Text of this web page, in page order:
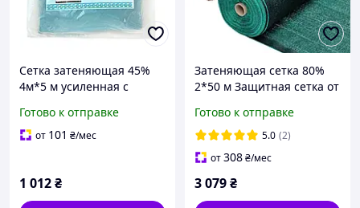
Сетка затеняющая 45%
4м*5 м усиленная с
солнцезащитная
Готово к отправке
от 101 ₴/мес
1 012₴
Затеняющая сетка 80%
2*50 м Защитная сетка от
Готово к отправке
5.0 (2)
от308₴/мес
3 079₴